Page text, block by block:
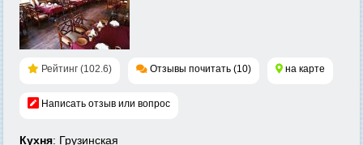
Рейтинг (102.6) Отзывы почитать (10) на карте
Написать отзыв или вопрос
Кухня: Грузинская